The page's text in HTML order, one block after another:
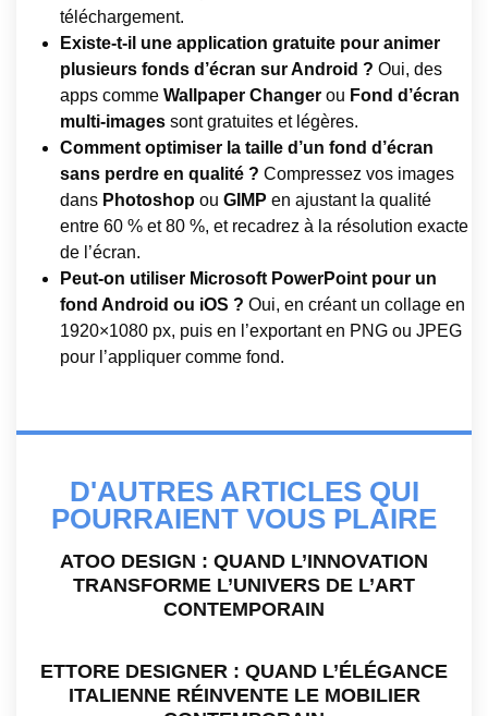
téléchargement.
Existe-t-il une application gratuite pour animer
plusieurs fonds d’écran sur Android ? Oui, des
apps comme Wallpaper Changer ou Fond d’écran
multi-images sont gratuites et légères.
Comment optimiser la taille d’un fond d’écran
sans perdre en qualité ? Compressez vos images
dans Photoshop ou GIMP en ajustant la qualité
entre 60 % et 80 %, et recadrez à la résolution exacte
de l’écran.
Peut-on utiliser Microsoft PowerPoint pour un
fond Android ou iOS ? Oui, en créant un collage en
1920×1080 px, puis en l’exportant en PNG ou JPEG
pour l’appliquer comme fond.
D'AUTRES ARTICLES QUI
POURRAIENT VOUS PLAIRE
ATOO DESIGN : QUAND L’INNOVATION
TRANSFORME L’UNIVERS DE L’ART
CONTEMPORAIN
ETTORE DESIGNER : QUAND L’ÉLÉGANCE
ITALIENNE RÉINVENTE LE MOBILIER